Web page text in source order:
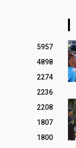
5957
4898
2274
2236
2208
1807
1800